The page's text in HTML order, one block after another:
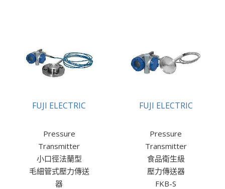
FUJI ELECTRIC
Pressure
Transmitter
小口徑法蘭型
毛細管式壓力傳送
器
FUJI ELECTRIC
Pressure
Transmitter
食品衛生級
壓力傳送器
FKB-S